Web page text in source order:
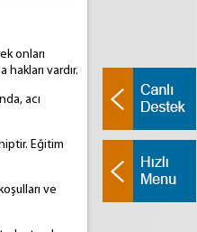
onları
vardır.
acı
Eğitim
ve